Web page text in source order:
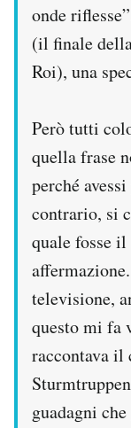
onde
(il finale
Roi), una
Però tutti
quella frase
perché
contrario, si
quale fosse
televisione,
questo mi fa
raccontava
guadagni